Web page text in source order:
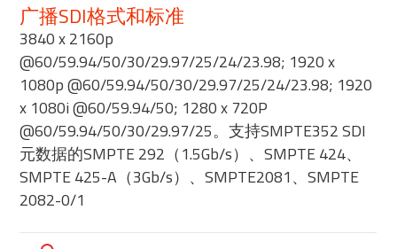
广播SDI格式和标准
3840 x 2160p
@60/59.94/50/30/29.97/25/24/23.98; 1920 x
1080p @60/59.94/50/30/29.97/25/24/23.98; 1920
x 1080i @60/59.94/50; 1280 x 720P
@60/59.94/50/30/29.97/25。支持SMPTE352 SDI
元数据的SMPTE 292（1.5Gb/s）、SMPTE 424、
SMPTE 425-A（3Gb/s）、SMPTE2081、SMPTE
2082-0/1